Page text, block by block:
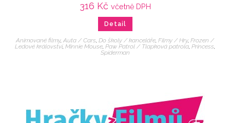
316 Kč včetně DPH
Detail
Animované filmy, Auta / Cars, Do školy / kanceláře, Filmy / Hry, Frozen /
Ledové království, Minnie Mouse, Paw Patrol / Tlapková patrola, Princess,
Spiderman